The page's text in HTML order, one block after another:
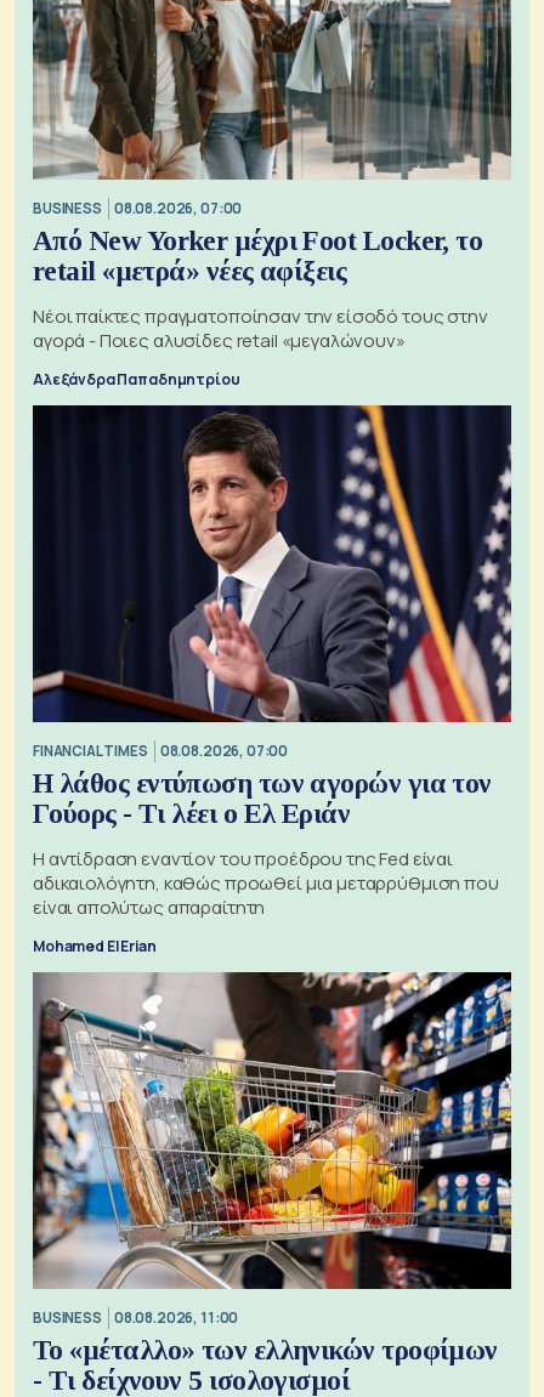
BUSINESS 08.08.2026, 07:00
Από New Yorker μέχρι Foot Locker, το
retail «μετρά» νέες αφίξεις
Νέοι παίκτες πραγματοποίησαν την είσοδό τους στην
αγορά - Ποιες αλυσίδες retail «μεγαλώνουν»
Αλεξάνδρα Παπαδημητρίου
FINANCIAL TIMES 08.08.2026, 07:00
Η λάθος εντύπωση των αγορών για τον
Γούορς - Τι λέει ο Ελ Εριάν
Η αντίδραση εναντίον του προέδρου της Fed είναι
αδικαιολόγητη, καθώς προωθεί μια μεταρρύθμιση που
είναι απολύτως απαραίτητη
Mohamed El Erian
BUSINESS 08.08.2026, 11:00
Το «μέταλλο» των ελληνικών τροφίμων
- Τι δείχνουν 5 ισολογισμοί